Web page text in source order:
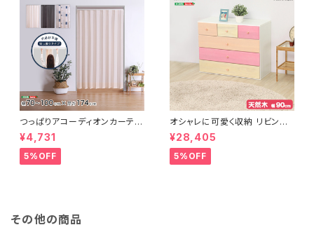
つっぱりアコーディオンカーテ
ン 100×174cm SH-16-TA
DC
¥4,731
5%OFF
オシャレに可愛く収納 リビング
用ローチェスト 4段 幅90cm
天然木（桐）日本製｜petora-
ペトラ- SH-08-PTR90
¥28,405
5%OFF
その他の商品